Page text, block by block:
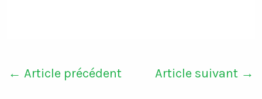
← Article précédent Article suivant →